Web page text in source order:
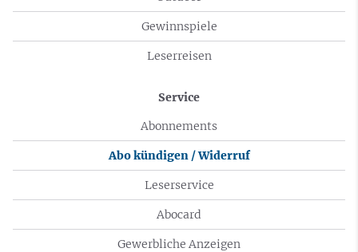
Gewinnspiele
Leserreisen
Service
Abonnements
Abo kündigen / Widerruf
Leserservice
Abocard
Gewerbliche Anzeigen